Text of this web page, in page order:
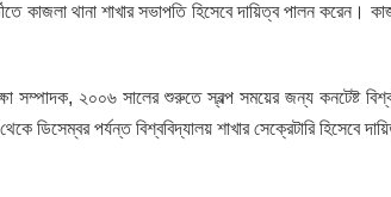
কাজলা থানা শাখার সভাপতি হিসেবে দায়িত্ব পালন করেন।
সম্পাদক, ২০০৬ সালের শুরুতে স্বল্প সময়ের জন্য কনটেষ্ট
ডিসেম্বর পর্যন্ত বিশ্ববিদ্যালয় শাখার সেক্রেটারি